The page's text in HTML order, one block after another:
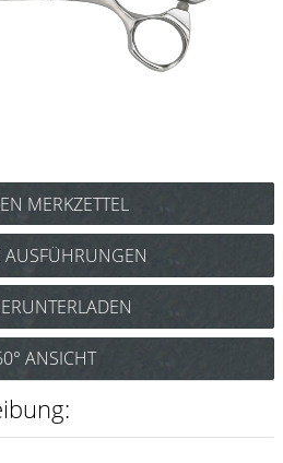
AUSFÜHRUNGEN
0190
ANSICHT